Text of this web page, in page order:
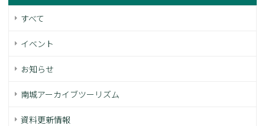
すべて
イベント
お知らせ
南城アーカイブツーリズム
資料更新情報